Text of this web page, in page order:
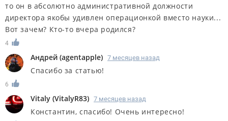
то он в абсолютно административной должности
директора якобы удивлен операционкой вместо науки...
Вот зачем? Кто-то вчера родился?
4
Андрей (agentapple) 7 месяцев назад
Спасибо за статью!
6
Vitaly (VitalyR83) 7 месяцев назад
Константин, спасибо! Очень интересно!